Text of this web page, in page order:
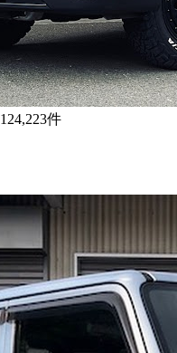
124,223件